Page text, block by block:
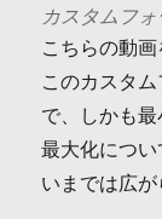
カスタムフ
こちらの動
このカスタ
で、しかも
最大化につ
いまでは広